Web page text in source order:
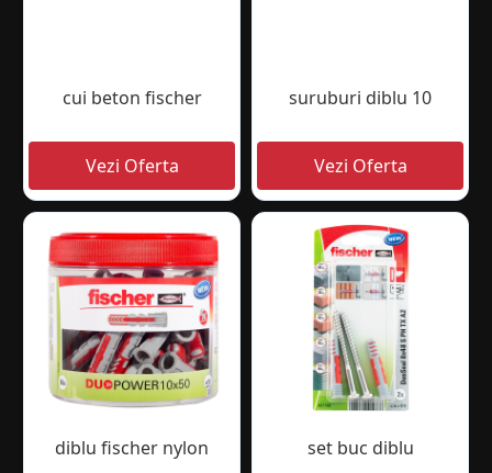
cui beton fischer suruburi diblu 10
diblu fischer nylon set buc diblu